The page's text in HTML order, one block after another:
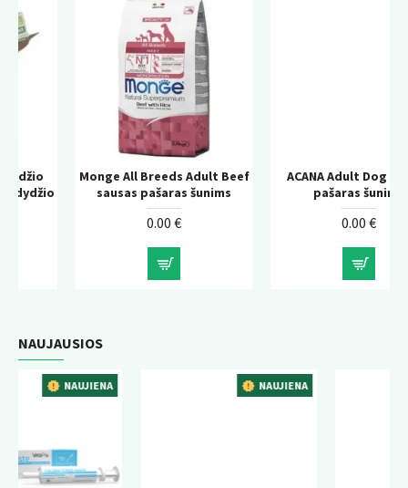
Monge All Breeds Adult Beef
sausas pašaras šunims
ACANA Adult Dog sausas
pašaras šunims
NAUJAUSIOS